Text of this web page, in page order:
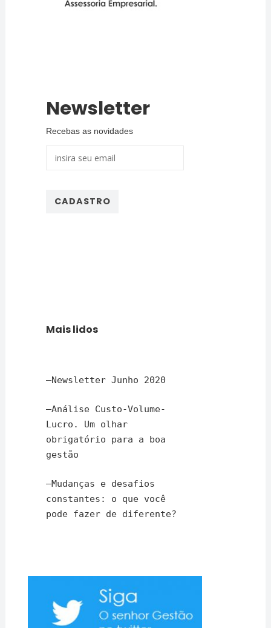
Newsletter
Recebas as novidades
Mais lidos
–Newsletter Junho 2020
–Análise Custo-Volume-
Lucro. Um olhar
obrigatório para a boa
gestão
–Mudanças e desafios
constantes: o que você
pode fazer de diferente?